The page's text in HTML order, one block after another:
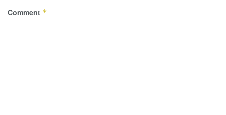
Comment *